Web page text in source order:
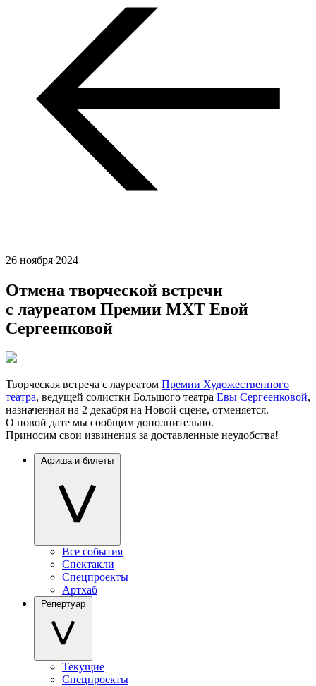
26 ноября 2024
Отмена творческой встречи
с лауреатом Премии МХТ Евой
Сергеенковой
Творческая встреча с лауреатом Премии Художественного
театра, ведущей солистки Большого театра Евы Сергеенковой,
назначенная на 2 декабря на Новой сцене, отменяется.
О новой дате мы сообщим дополнительно.
Приносим свои извинения за доставленные неудобства!
Афиша и билеты
Все события
Спектакли
Спецпроекты
Артхаб
Репертуар
Текущие
Спецпроекты